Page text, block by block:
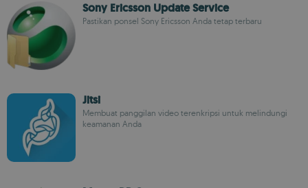
Sony Ericsson Update Service
Pastikan ponsel Sony Ericsson Anda tetap terbaru
Jitsi
Membuat panggilan video terenkripsi untuk melindungi
keamanan Anda